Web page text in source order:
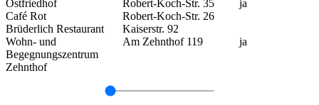
Ostfriedhof
Robert-Koch-Str. 35
ja
Café Rot
Robert-Koch-Str. 26
Brüderlich Restaurant
Kaiserstr. 92
Wohn- und
Begegnungszentrum
Zehnthof
Am Zehnthof 119 ja